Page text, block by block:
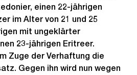
einen 22-jährigen
im Alter von 21 und 25
mit ungeklärter
23-jährigen Eritreer.
Zuge der Verhaftung die
Gegen ihn wird nun wegen